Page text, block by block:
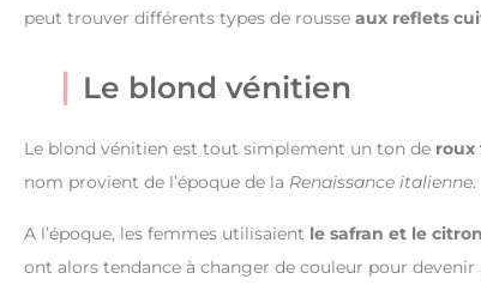
peut trouver différents types de rousse aux reflets
Le blond vénitien
Le blond vénitien est tout simplement un ton de roux
nom provient de l’époque de la Renaissance italienne.
A l’époque, les femmes utilisaient le safran et le citron
ont alors tendance à changer de couleur pour devenir